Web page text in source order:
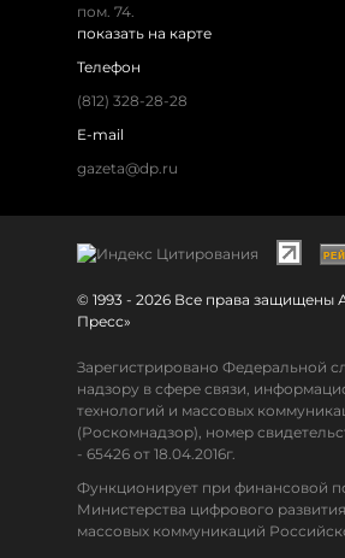
пом. 74.
показать на карте
Телефон
(812) 328-28-28
E-mail
gazeta@dp.ru
© 1993 - 2026 Все права защищены
Пресс»
Зарегистрировано Федеральной
надзору в сфере связи,
технологий и массовых
(Роскомнадзор), номер
- 65426 от 18.04.2016г.
Функционирует при финансовой
Министерства цифрового
массовых коммуникаций